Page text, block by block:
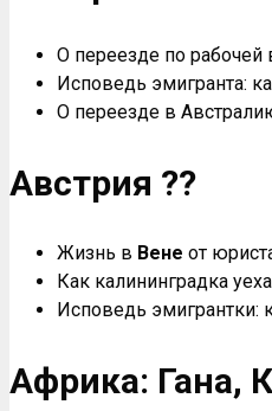
О переезде по рабочей
Исповедь эмигранта:
О переезде в
Австрия ??
Жизнь в Вене от
Как калининградка
Исповедь эмигрантки:
Африка: Гана,